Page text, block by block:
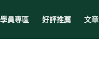
學員專區 好評推薦 文